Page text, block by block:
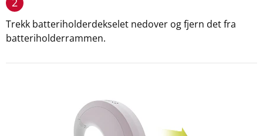
Trekk batteriholderdekselet nedover og fjern det fra
batteriholderrammen.